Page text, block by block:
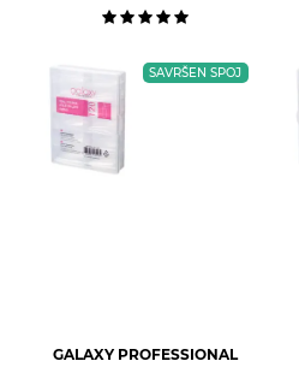
SAVRŠEN SPOJ
GALAXY PROFESSIONAL